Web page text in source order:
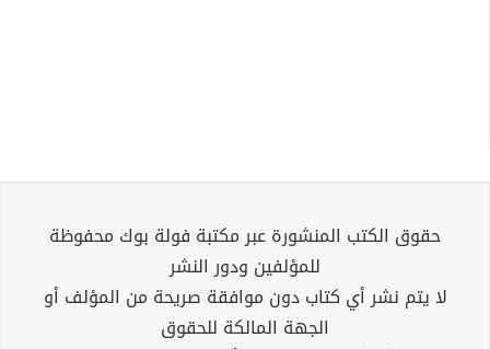
حقوق الكتب المنشورة عبر مكتبة فولة بوك محفوظة
للمؤلفين ودور النشر
لا يتم نشر أي كتاب دون موافقة صريحة من المؤلف أو
الجهة المالكة للحقوق